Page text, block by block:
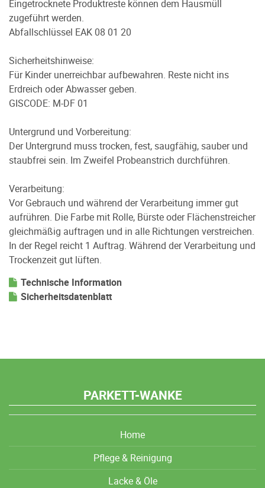
Eingetrocknete Produktreste können dem Hausmüll
zugeführt werden.
Abfallschlüssel EAK 08 01 20
Sicherheitshinweise:
Für Kinder unerreichbar aufbewahren. Reste nicht ins
Erdreich oder Abwasser geben.
GISCODE: M-DF 01
Untergrund und Vorbereitung:
Der Untergrund muss trocken, fest, saugfähig, sauber und
staubfrei sein. Im Zweifel Probeanstrich durchführen.
Verarbeitung:
Vor Gebrauch und während der Verarbeitung immer gut
aufrühren. Die Farbe mit Rolle, Bürste oder Flächenstreicher
gleichmäßig auftragen und in alle Richtungen verstreichen.
In der Regel reicht 1 Auftrag. Während der Verarbeitung und
Trockenzeit gut lüften.
Technische Information
Sicherheitsdatenblatt
PARKETT-WANKE
Home
Pflege & Reinigung
Lacke & Öle